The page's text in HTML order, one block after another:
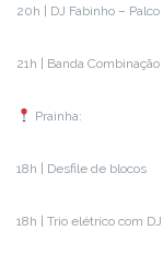
20h | DJ Fabinho –
21h | Banda
Prainha:
18h | Desfile de blocos
18h | Trio elétrico com